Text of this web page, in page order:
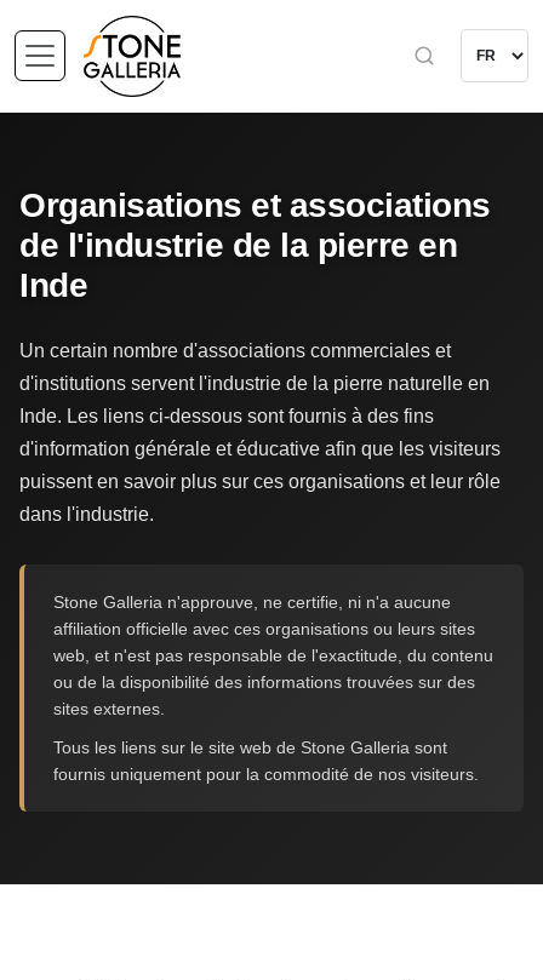
Organisations et associations
de l'industrie de la pierre en
Inde
Un certain nombre d'associations commerciales et
d'institutions servent l'industrie de la pierre naturelle en
Inde. Les liens ci-dessous sont fournis à des fins
d'information générale et éducative afin que les visiteurs
puissent en savoir plus sur ces organisations et leur rôle
dans l'industrie.
Stone Galleria n'approuve, ne certifie, ni n'a aucune
affiliation officielle avec ces organisations ou leurs sites
web, et n'est pas responsable de l'exactitude, du contenu
ou de la disponibilité des informations trouvées sur des
sites externes.
Tous les liens sur le site web de Stone Galleria sont
fournis uniquement pour la commodité de nos visiteurs.